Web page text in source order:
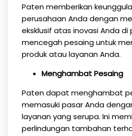
Paten memberikan
perusahaan Anda dengan
eksklusif atas inovasi Anda di
mencegah pesaing untuk
produk atau layanan Anda.
Menghambat Pesaing
Paten dapat menghambat
memasuki pasar Anda
layanan yang serupa. Ini
perlindungan tambahan